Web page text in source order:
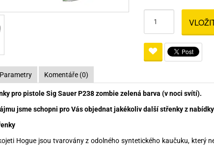
na ZP
Pistolové a revolverové náboje
Malorážkové náboje
Rowan
Pro perkusní zbraně
Svítilny
Parametry Komentáře (0)
pro pistole Sig Sauer P238 zombie zelená barva (v noci svítí).
jsme schopni pro Vás objednat jakékoliv další střenky z
Hogue jsou tvarovány z odolného syntetického kaučuku, který